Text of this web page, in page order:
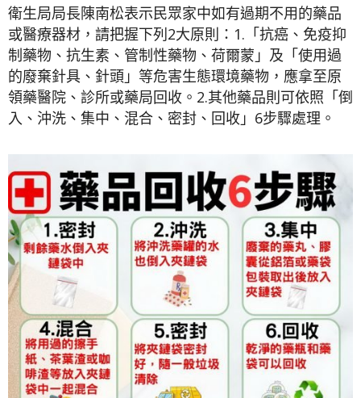
衛生局局長陳南松表示民眾家中如有過期不用的藥品
或醫療器材，請把握下列2大原則：1.「抗癌、免疫抑
制藥物、抗生素、管制性藥物、荷爾蒙」及「使用過
的廢棄針具、針頭」等危害生態環境藥物，應拿至原
領藥醫院、診所或藥局回收。2.其他藥品則可依照「倒
入、沖洗、集中、混合、密封、回收」6步驟處理。